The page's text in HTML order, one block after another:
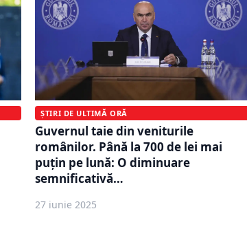
ȘTIRI DE ULTIMĂ ORĂ
Guvernul taie din veniturile
românilor. Până la 700 de lei mai
puțin pe lună: O diminuare
semnificativă…
27 iunie 2025